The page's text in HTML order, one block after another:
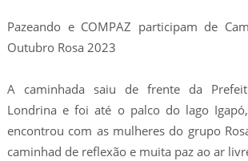
Pazeando e COMPAZ participam de
Outubro Rosa 2023
A caminhada saiu de frente da
Londrina e foi até o palco do lago
encontrou com as mulheres do grupo
caminhad de reflexão e muita paz ao ar